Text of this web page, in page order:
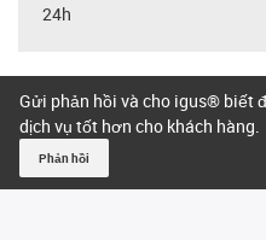
24h
Gửi phản hồi và cho igus® biết
dịch vụ tốt hơn cho khách hàng.
Phản hồi